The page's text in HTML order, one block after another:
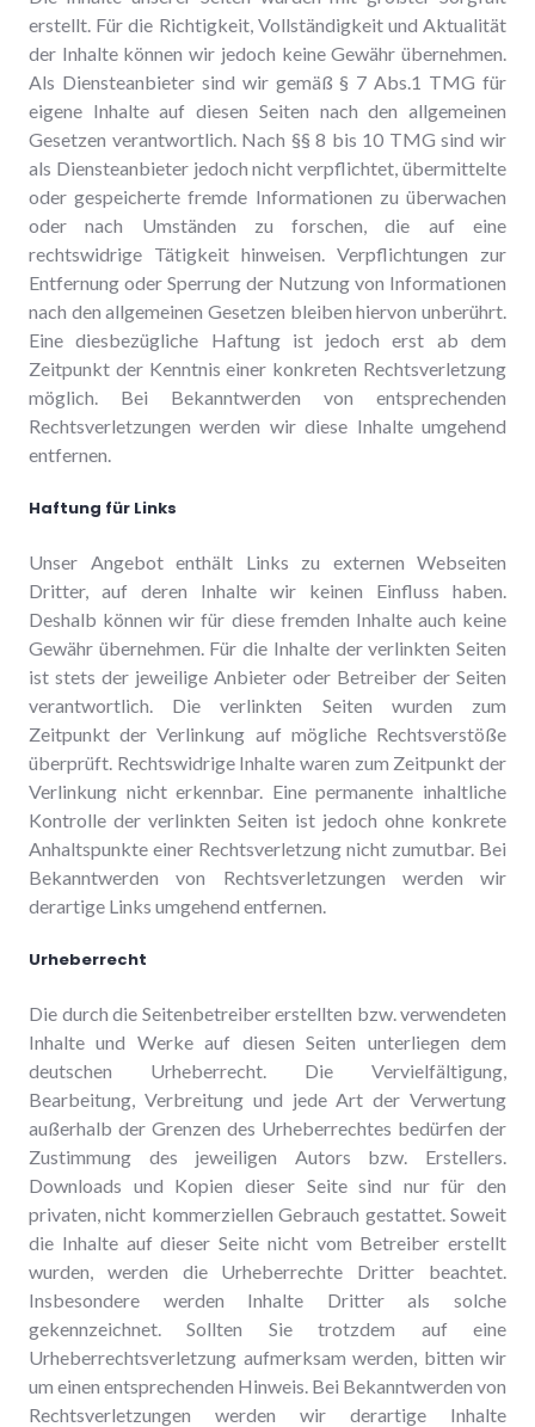
erstellt. Für die Richtigkeit, Vollständigkeit und Aktualität
der Inhalte können wir jedoch keine Gewähr übernehmen.
Als Diensteanbieter sind wir gemäß § 7 Abs.1 TMG für
eigene Inhalte auf diesen Seiten nach den allgemeinen
Gesetzen verantwortlich. Nach §§ 8 bis 10 TMG sind wir
als Diensteanbieter jedoch nicht verpflichtet, übermittelte
oder gespeicherte fremde Informationen zu überwachen
oder nach Umständen zu forschen, die auf eine
rechtswidrige Tätigkeit hinweisen. Verpflichtungen zur
Entfernung oder Sperrung der Nutzung von Informationen
nach den allgemeinen Gesetzen bleiben hiervon unberührt.
Eine diesbezügliche Haftung ist jedoch erst ab dem
Zeitpunkt der Kenntnis einer konkreten Rechtsverletzung
möglich. Bei Bekanntwerden von entsprechenden
Rechtsverletzungen werden wir diese Inhalte umgehend
entfernen.
Haftung für Links
Unser Angebot enthält Links zu externen Webseiten
Dritter, auf deren Inhalte wir keinen Einfluss haben.
Deshalb können wir für diese fremden Inhalte auch keine
Gewähr übernehmen. Für die Inhalte der verlinkten Seiten
ist stets der jeweilige Anbieter oder Betreiber der Seiten
verantwortlich. Die verlinkten Seiten wurden zum
Zeitpunkt der Verlinkung auf mögliche Rechtsverstöße
überprüft. Rechtswidrige Inhalte waren zum Zeitpunkt der
Verlinkung nicht erkennbar. Eine permanente inhaltliche
Kontrolle der verlinkten Seiten ist jedoch ohne konkrete
Anhaltspunkte einer Rechtsverletzung nicht zumutbar. Bei
Bekanntwerden von Rechtsverletzungen werden wir
derartige Links umgehend entfernen.
Urheberrecht
Die durch die Seitenbetreiber erstellten bzw. verwendeten
Inhalte und Werke auf diesen Seiten unterliegen dem
deutschen Urheberrecht. Die Vervielfältigung,
Bearbeitung, Verbreitung und jede Art der Verwertung
außerhalb der Grenzen des Urheberrechtes bedürfen der
Zustimmung des jeweiligen Autors bzw. Erstellers.
Downloads und Kopien dieser Seite sind nur für den
privaten, nicht kommerziellen Gebrauch gestattet. Soweit
die Inhalte auf dieser Seite nicht vom Betreiber erstellt
wurden, werden die Urheberrechte Dritter beachtet.
Insbesondere werden Inhalte Dritter als solche
gekennzeichnet. Sollten Sie trotzdem auf eine
Urheberrechtsverletzung aufmerksam werden, bitten wir
um einen entsprechenden Hinweis. Bei Bekanntwerden von
Rechtsverletzungen werden wir derartige Inhalte